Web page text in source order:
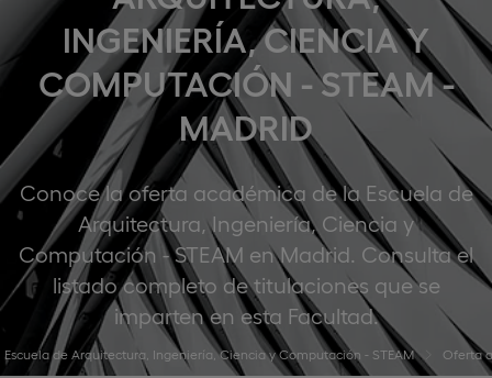
INGENIERÍA, CIENCIA Y
COMPUTACIÓN - STEAM -
MADRID
Conoce la oferta académica de la Escuela de
Arquitectura, Ingeniería, Ciencia y
Computación - STEAM en Madrid. Consulta el
listado completo de titulaciones que se
imparten en esta Facultad.
Escuela de Arquitectura, Ingeniería, Ciencia y Computación - STEAM Oferta